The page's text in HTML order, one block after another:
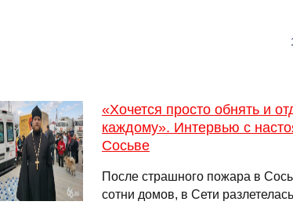
«Хочется просто обнять и
каждому». Интервью с
Сосьве
После страшного пожара в
сотни домов, в Сети